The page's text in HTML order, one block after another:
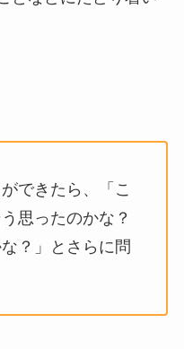
できたら、「こ
思ったのかな？
？」とさらに問